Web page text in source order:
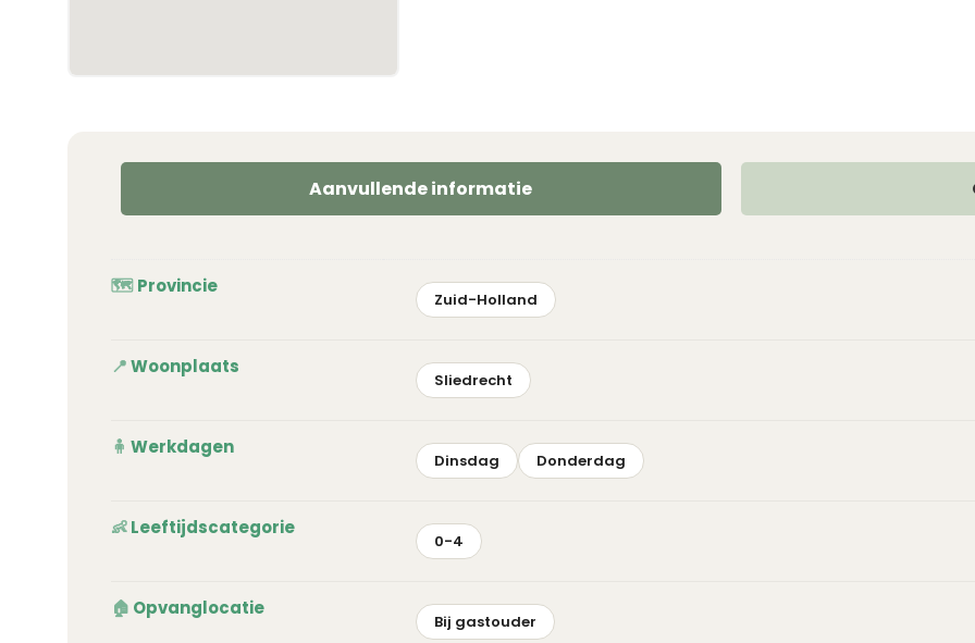
Aanvullende informatie
Provincie
Zuid-Holland
Woonplaats
Sliedrecht
Werkdagen
Dinsdag Donderdag
Leeftijdscategorie
0-4
Opvanglocatie
Bij gastouder